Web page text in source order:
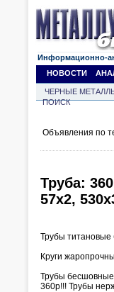
Информационно-
НОВОСТИ
ЧЕРНЫЕ
ПОИСК
Объявления по
Труба:
57х2,
Трубы
Круги
Трубы бесшовные
360р!!! Трубы